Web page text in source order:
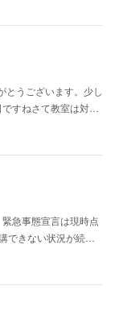
とうございます。少し
ですねさて教室は対…
急事態宣言は現時点
できない状況が続…